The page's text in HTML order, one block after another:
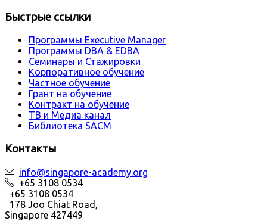
Быстрые ссылки
Программы Executive Manager
Программы DBA & EDBA
Семинары и Стажировки
Корпоративное обучение
Частное обучение
Грант на обучение
Контракт на обучение
ТВ и Медиа канал
Библиотека SACM
Контакты
info@singapore-academy.org
+65 3108 0534
+65 3108 0534
178 Joo Chiat Road,
Singapore 427449